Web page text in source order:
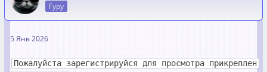
Гуру
5 Янв 2026
Пожалуйста зарегистрируйся для просмотра прикреплен